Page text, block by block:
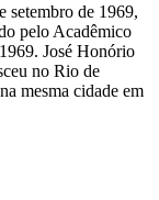
setembro de 1969,
pelo Acadêmico
José Honório
no Rio de
mesma cidade em